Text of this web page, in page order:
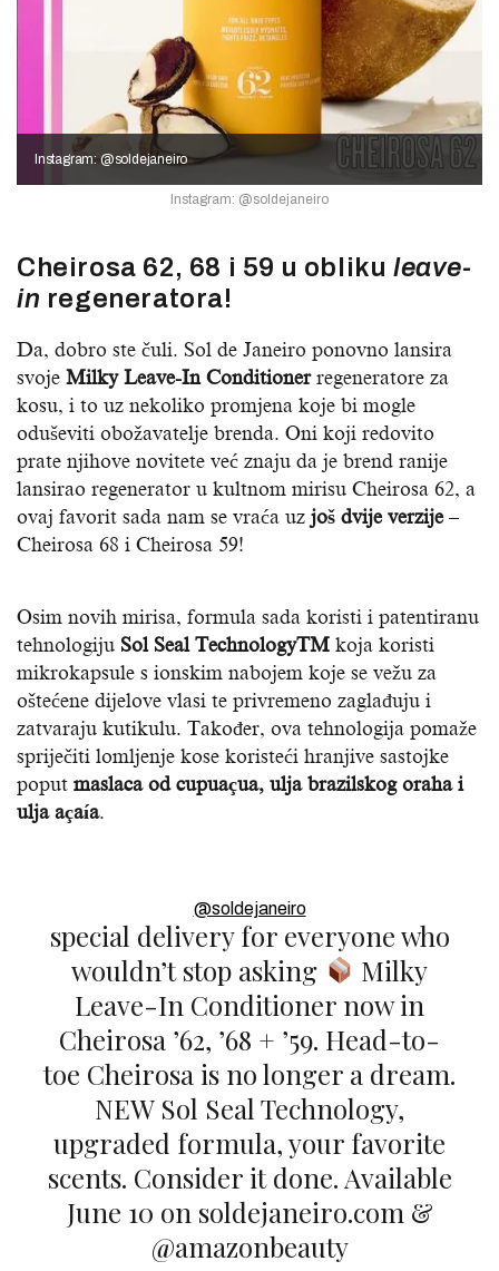
Instagram: @soldejaneiro
Instagram: @soldejaneiro
Cheirosa 62, 68 i 59 u obliku leave-
in regeneratora!
Da, dobro ste čuli. Sol de Janeiro ponovno lansira
svoje Milky Leave-In Conditionerregeneratore za
kosu, i to uz nekoliko promjena koje bi mogle
oduševiti obožavatelje brenda. Oni koji redovito
prate njihove novitete već znaju da je brend ranije
lansirao regenerator u kultnom mirisu Cheirosa 62, a
ovaj favorit sada nam se vraća uz još dvije verzije–
Cheirosa 68 i Cheirosa 59!
Osim novih mirisa, formula sada koristi i patentiranu
tehnologiju Sol Seal TechnologyTM koja koristi
mikrokapsule s ionskim nabojem koje se vežu za
oštećene dijelove vlasi te privremeno zaglađuju i
zatvaraju kutikulu. Također, ova tehnologija pomaže
spriječiti lomljenje kose koristeći hranjive sastojke
poput maslaca od cupuaçua, ulja brazilskog oraha i
ulja açaía.
@soldejaneiro
special delivery for everyone who
wouldn’t stop asking
Milky
Leave-In Conditioner now in
Cheirosa ’62, ’68 + ’59. Head-to-
toe Cheirosa is no longer a dream.
NEW Sol Seal Technology,
upgraded formula, your favorite
scents. Consider it done. Available
June 10 on soldejaneiro.com &
@amazonbeauty